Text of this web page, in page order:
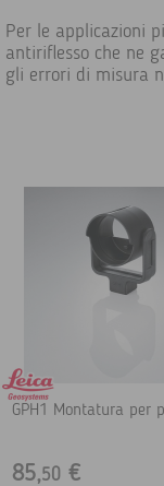
Per le applicazioni
antiriflesso che ne
gli errori di misura
GPH1 Montatura per
85,50 €